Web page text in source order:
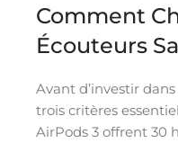
Comment
Écouteurs
Avant d’investir
trois critères
AirPods 3 offrent 30